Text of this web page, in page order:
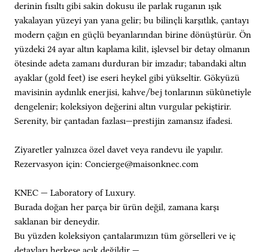
derinin fısıltı gibi sakin dokusu ile parlak ruganın ışık
yakalayan yüzeyi yan yana gelir; bu bilinçli karşıtlık, çantayı
modern çağın en güçlü beyanlarından birine dönüştürür. Ön
yüzdeki 24 ayar altın kaplama kilit, işlevsel bir detay olmanın
ötesinde adeta zamanı durduran bir imzadır; tabandaki altın
ayaklar (gold feet) ise eseri heykel gibi yükseltir. Gökyüzü
mavisinin aydınlık enerjisi, kahve/bej tonlarının sükûnetiyle
dengelenir; koleksiyon değerini altın vurgular pekiştirir.
Serenity, bir çantadan fazlası—prestijin zamansız ifadesi.
Ziyaretler yalnızca özel davet veya randevu ile yapılır.
Rezervasyon için: Concierge@maisonknec.com
KNEC — Laboratory of Luxury.
Burada doğan her parça bir ürün değil, zamana karşı
saklanan bir deneydir.
Bu yüzden koleksiyon çantalarımızın tüm görselleri ve iç